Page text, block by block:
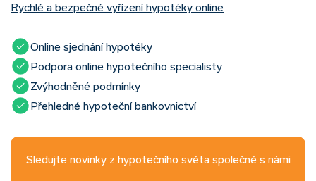
Rychlé a bezpečné vyřízení hypotéky online
Online sjednání hypotéky
Podpora online hypotečního specialisty
Zvýhodněné podmínky
Přehledné hypoteční bankovnictví
Sledujte novinky z hypotečního světa společně s námi